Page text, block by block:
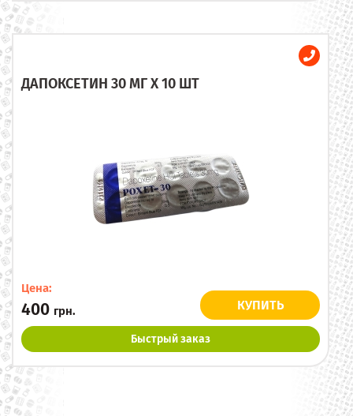
ДАПОКСЕТИН 30 МГ X 10 ШТ
Цена:
400 грн. КУПИТЬ
Быстрый заказ